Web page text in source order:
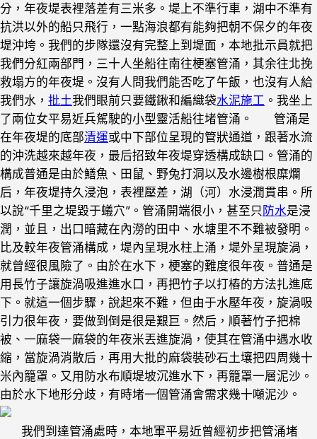
分，年夜堤表裡落差有三米多。堤上不準行車，湖中不準有
抗洪以外的船只飛行，一點海浪都有能夠把朝不保夕的年夜
堤沖垮。我們的步隊還沒有完整上到堤面，本地批示員就把
我們分紅兩部門，三十人坐船往南往梗塞管涌，其余往北挽
救塌方的年夜堤。沒有人問我們能否吃了午飯，也沒有人給
我們水， 批土我們眼前只要鐵鍬和編織袋水泥施工 。我坐上
了兩位女平易近兵駕駛的小型靈活船往堵管涌。 管涌是
在年夜堤的底部清運或中下部位呈現的管狀通道，跟著水流
的沖洗越來越年夜，最后招致年夜堤穿透構成缺口。管涌的
構成普通是由於鱔魚、田鼠、野兔打洞以及水邊樹根糜爛
后，年夜堤持久浸泡，表裡壓差，湖（河）水浸潤貫串。所
以說“千里之堤毀于蟻穴”。管涌開端很小，甚至只 防水是浸
潤，並且，出口暗藏在內澇的田中、水塘里不不難被發明。
比及較年夜管涌構成，堤內呈現水柱上涌，堤外呈現旋渦，
就曾經很風險了。由於在水下，梗塞的難度很年夜。普通是
用長竹子讓旋渦吸進進水口，再把竹子以打樁的方法扎進底
下。就這一個步驟，說起來不難，但由于水壓年夜，旋渦吸
引力很年夜，要做到倒是很是艱巨。然后，順著竹子把棉
被、一麻袋一麻袋的年夜米丟進旋渦，使其在管涌中遇水收
縮，當旋渦消散后，再用大批的麻袋裝砂石土壤把四周幾十
米內籠罩。又用防水布順堤坡沉進水下，再籠罩一層泥沙。
由於水下地形分歧，有時堵一個管涌會需求幾十噸泥沙。
我們到達管涌處時，本地軍平易近曾經初步把管涌堵